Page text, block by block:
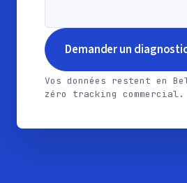
Demander un
Vos données restent en
zéro tracking commercial.